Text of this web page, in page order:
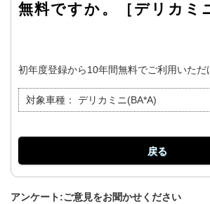
無料ですか。［デリカミ
初年度登録から10年間無料でご利用いただ
対象車種： デリカミニ(BA*A)
戻る
アンケート:ご意見をお聞かせください